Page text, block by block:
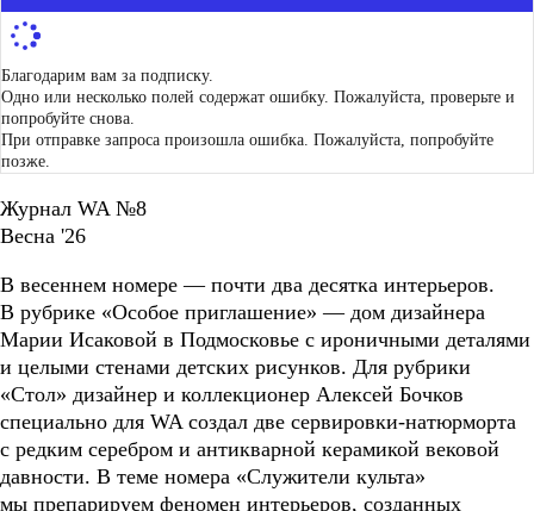
Благодарим вам за подписку.
Одно или несколько полей содержат ошибку. Пожалуйста, проверьте и
попробуйте снова.
При отправке запроса произошла ошибка. Пожалуйста, попробуйте
позже.
Журнал WA №8
Весна '26
В весеннем номере — почти два десятка интерьеров.
В рубрике «Особое приглашение» — дом дизайнера
Марии Исаковой в Подмосковье с ироничными деталями
и целыми стенами детских рисунков. Для рубрики
«Стол» дизайнер и коллекционер Алексей Бочков
специально для WA создал две сервировки-натюрморта
с редким серебром и антикварной керамикой вековой
давности. В теме номера «Служители культа»
мы препарируем феномен интерьеров, созданных